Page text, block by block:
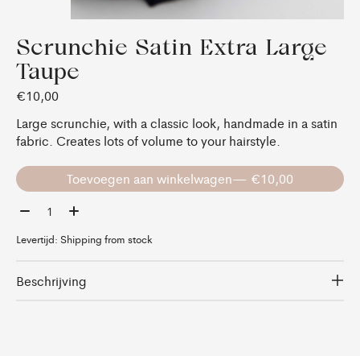
Scrunchie Satin Extra Large
Taupe
€10,00
Large scrunchie, with a classic look, handmade in a satin
fabric. Creates lots of volume to your hairstyle.
Toevoegen aan winkelwagen
— €10,00
Aantal:
Levertijd: Shipping from stock
Beschrijving